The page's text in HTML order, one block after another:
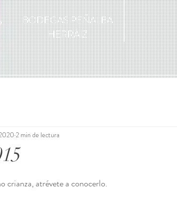
BODEGAS PEÑALBA
HERRÁIZ
2 min de lectura
crianza, atrévete a conocerlo.